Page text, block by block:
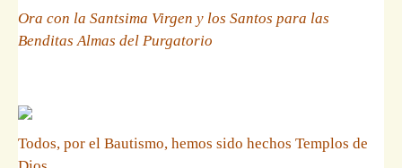
Ora con la Santsima Virgen y los Santos para las
Benditas Almas del Purgatorio
Todos, por el Bautismo, hemos sido hechos Templos de